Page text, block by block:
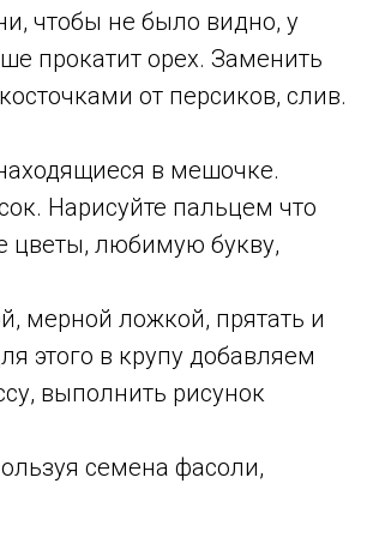
чтобы не было видно, у
прокатит орех. Заменить
от персиков, слив.
в мешочке.
Нарисуйте пальцем что
цветы, любимую букву,
мерной ложкой, прятать и
этого в крупу добавляем
выполнить рисунок
семена фасоли,